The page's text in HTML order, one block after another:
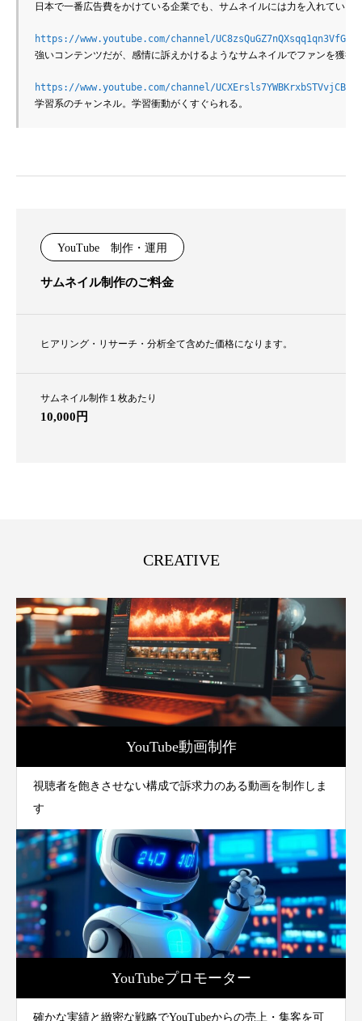
日本で一番広告費をかけている企業でも、サムネイルには力を入れている
https://www.youtube.com/channel/UC8zsQuGZ7nQXsqq1qn3VfGA
強いコンテンツだが、感情に訴えかけるようなサムネイルでファンを獲得
https://www.youtube.com/channel/UCXErsls7YWBKrxbSTVvjCBw
学習系のチャンネル。学習衝動がくすぐられる。
YouTube 制作・運用
サムネイル制作のご料金
ヒアリング・リサーチ・分析全て含めた価格になります。
サムネイル制作１枚あたり
10,000円
CREATIVE
YouTube動画制作
視聴者を飽きさせない構成で訴求力のある動画を制作しま
す
YouTubeプロモーター
確かな実績と緻密な戦略でYouTubeからの売上・集客を可